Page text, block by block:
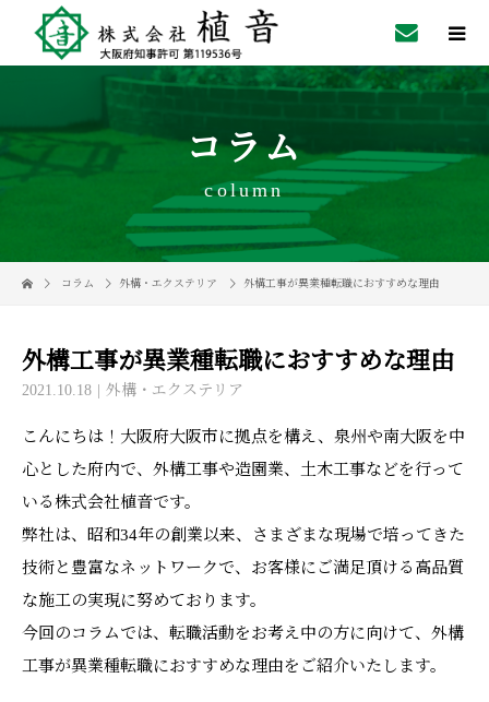
コラム
column
コラム 外構・エクステリア 外構工事が異業種転職におすすめな理由
外構工事が異業種転職におすすめな理由
2021.10.18 外構・エクステリア
こんにちは！大阪府大阪市に拠点を構え、泉州や南大阪を中
心とした府内で、外構工事や造園業、土木工事などを行って
いる株式会社植音です。
弊社は、昭和34年の創業以来、さまざまな現場で培ってきた
技術と豊富なネットワークで、お客様にご満足頂ける高品質
な施工の実現に努めております。
今回のコラムでは、転職活動をお考え中の方に向けて、外構
工事が異業種転職におすすめな理由をご紹介いたします。